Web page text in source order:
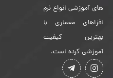
های آموزشی انواع نرم
افزاهای معماری با
بهترین کیفیت
آموزشی کرده است.